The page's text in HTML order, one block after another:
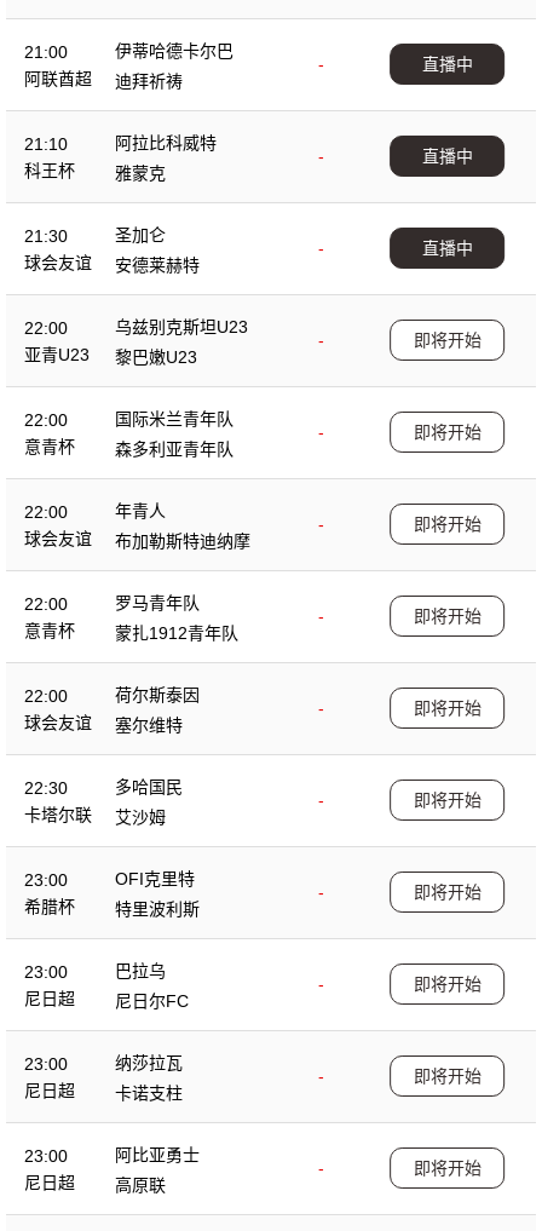
21:00
阿联酋超
伊蒂哈德卡尔巴
-
迪拜祈祷
直播中
21:10
科王杯
阿拉比科威特
-
雅蒙克
直播中
21:30
球会友谊
圣加仑
-
安德莱赫特
直播中
22:00
亚青U23
乌兹别克斯坦U23
-
黎巴嫩U23
即将开始
22:00
意青杯
国际米兰青年队
-
森多利亚青年队
即将开始
22:00
球会友谊
年青人
-
布加勒斯特迪纳摩
即将开始
22:00
意青杯
罗马青年队
-
蒙扎1912青年队
即将开始
22:00
球会友谊
荷尔斯泰因
-
塞尔维特
即将开始
22:30
卡塔尔联
多哈国民
-
艾沙姆
即将开始
23:00
希腊杯
OFI克里特
-
特里波利斯
即将开始
23:00
尼日超
巴拉乌
-
尼日尔FC
即将开始
23:00
尼日超
纳莎拉瓦
-
卡诺支柱
即将开始
23:00
尼日超
阿比亚勇士
-
高原联
即将开始